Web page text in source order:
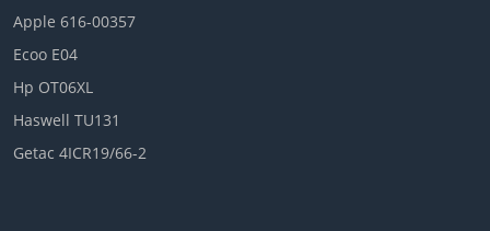
Apple 616-00357
Ecoo E04
Hp OT06XL
Haswell TU131
Getac 4ICR19/66-2